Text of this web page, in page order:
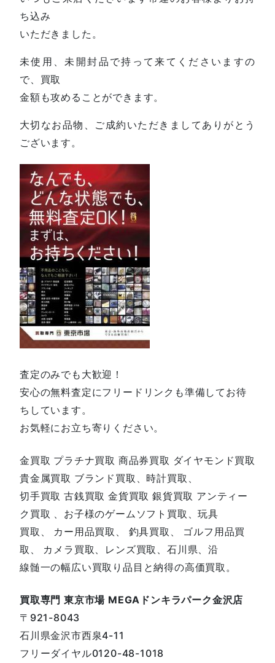
ち込み
いただきました。
未使用、未開封品で持って来てくださいますの
で、買取
金額も攻めることができます。
大切なお品物、ご成約いただきましてありがとう
ございます。
査定のみでも大歓迎！
安心の無料査定にフリードリンクも準備してお待
ちしています。
お気軽にお立ち寄りください。
金買取 プラチナ買取 商品券買取 ダイヤモンド買取
貴金属買取 ブランド買取、時計買取、
切手買取 古銭買取 金貨買取 銀貨買取 アンティー
ク買取 、お子様のゲームソフト買取、玩具
買取、 カー用品買取、 釣具買取、 ゴルフ用品買
取、 カメラ買取、レンズ買取、石川県、沿
線髄一の幅広い買取り品目と納得の高価買取。
買取専門 東京市場 MEGAドンキラパーク金沢店
〒921-8043
石川県金沢市西泉4-11
フリーダイヤル0120-48-1018